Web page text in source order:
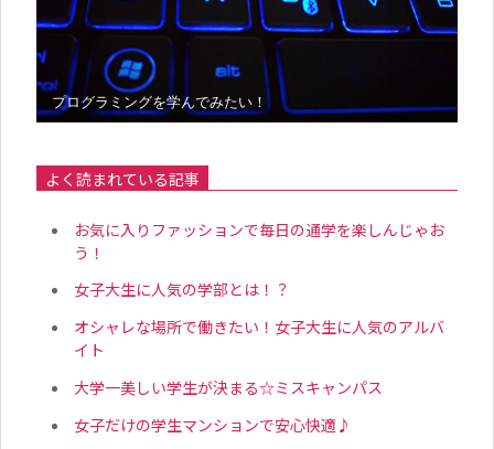
プログラミングを学んでみたい！
よく読まれている記事
お気に入りファッションで毎日の通学を楽しんじゃお
う！
女子大生に人気の学部とは！？
オシャレな場所で働きたい！女子大生に人気のアルバ
イト
大学一美しい学生が決まる☆ミスキャンパス
女子だけの学生マンションで安心快適♪